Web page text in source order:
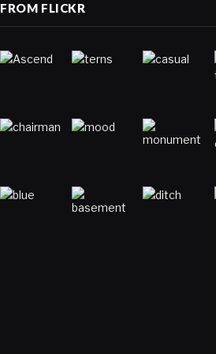
FROM FLICKR